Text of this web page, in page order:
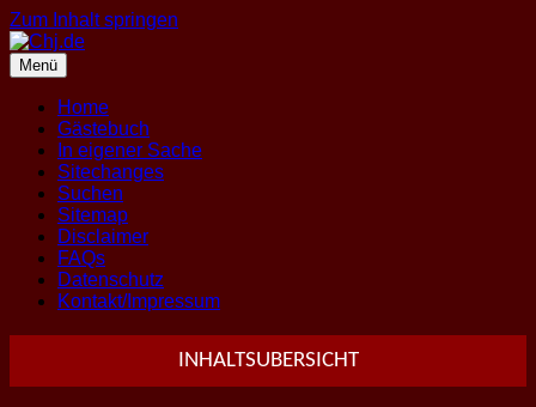
Zum Inhalt springen
Menü
Home
Gästebuch
In eigener Sache
Sitechanges
Suchen
Sitemap
Disclaimer
FAQs
Datenschutz
Kontakt/Impressum
INHALTSUBERSICHT